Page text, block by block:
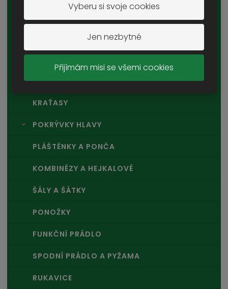
Vyberu si svoje cookies
Jen nezbytné
Přijímám misi se všemi cookies
TRIČKA A TÍLKA
KALHOTY A MASKÁČE
KRAŤASY
POKRÝVKY HLAVY
PLÁŠTĚNKY A PONČA
KOMBINÉZY A HEJKALOVÉ
ŠÁLY A ŠÁTKY
PONOŽKY
FUNKČNÍ PRÁDLO
SPODNÍ PRÁDLO A PYŽAMA
RUKAVICE